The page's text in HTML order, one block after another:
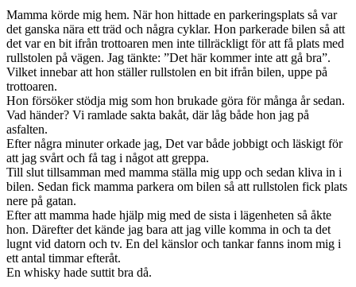
Mamma körde mig hem. När hon hittade en parkeringsplats så var
det ganska nära ett träd och några cyklar. Hon parkerade bilen så att
det var en bit ifrån trottoaren men inte tillräckligt för att få plats med
rullstolen på vägen. Jag tänkte: ”Det här kommer inte att gå bra”.
Vilket innebar att hon ställer rullstolen en bit ifrån bilen, uppe på
trottoaren.
Hon försöker stödja mig som hon brukade göra för många år sedan.
Vad händer? Vi ramlade sakta bakåt, där låg både hon jag på
asfalten.
Efter några minuter orkade jag, Det var både jobbigt och läskigt för
att jag svårt och få tag i något att greppa.
Till slut tillsamman med mamma ställa mig upp och sedan kliva in i
bilen. Sedan fick mamma parkera om bilen så att rullstolen fick plats
nere på gatan.
Efter att mamma hade hjälp mig med de sista i lägenheten så åkte
hon. Därefter det kände jag bara att jag ville komma in och ta det
lugnt vid datorn och tv. En del känslor och tankar fanns inom mig i
ett antal timmar efteråt.
En whisky hade suttit bra då.